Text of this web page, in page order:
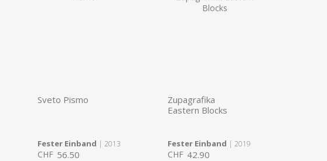
Sveto Pismo
Fester Einband | 2013
CHF 56.50
Zupagrafika
Eastern Blocks
Fester Einband | 2019
CHF 42.90